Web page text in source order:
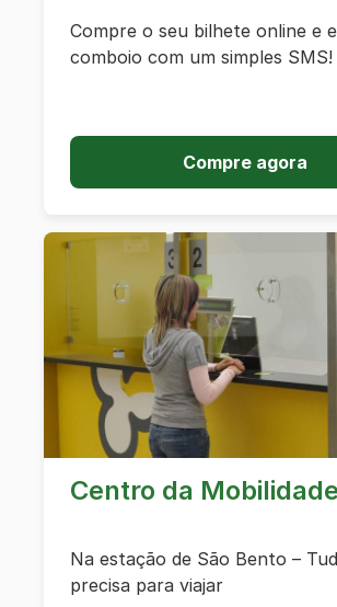
Compre o seu bilhete online e
comboio com um simples SMS!
Compre agora
Centro da
Na estação de São Bento –
precisa para viajar